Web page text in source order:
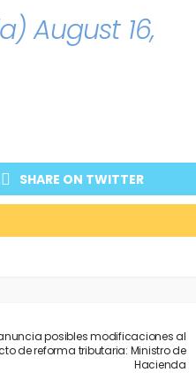
August 16,
SHARE ON TWITTER
posibles modificaciones al
de reforma tributaria: Ministro de
Hacienda